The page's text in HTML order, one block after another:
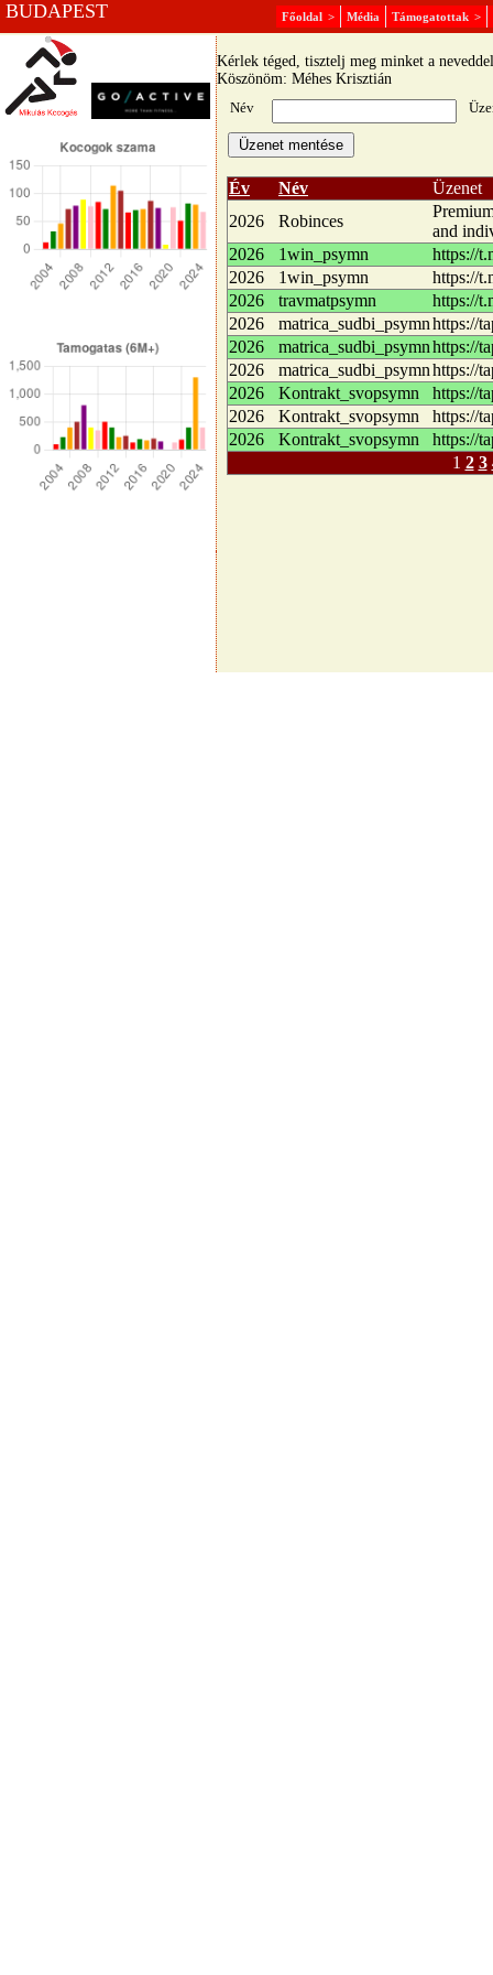
BUDAPEST Főoldal > Média Támogatottak >
Kérlek téged, tisztelj meg minket a
Köszönöm: Méhes Krisztián
Év Név
Üzenet
2026
Robinces
and
2026
1win_psymn
https://
2026
1win_psymn
https://
2026
travmatpsymn
https://
2026
matrica_sudbi_psymnhttps://
2026
matrica_sudbi_psymnhttps://
2026
matrica_sudbi_psymnhttps://
2026
Kontrakt_svopsymn
https://
2026
Kontrakt_svopsymn
https://
2026
Kontrakt_svopsymn
https://
1 2 3
Név